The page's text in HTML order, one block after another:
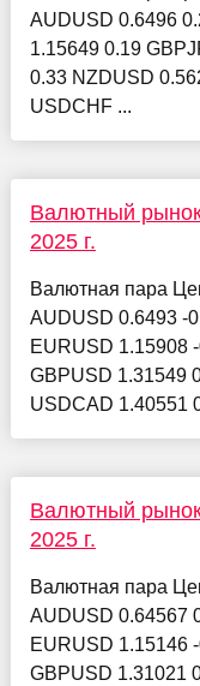
AUDUSD 0.6496
1.15649 0.19
0.33 NZDUSD
USDCHF ...
Валютный
2025 г.
Валютная пара
AUDUSD 0.6493 -
EURUSD 1.15908
GBPUSD 1.31549
USDCAD 1.40551
Валютный
2025 г.
Валютная пара
AUDUSD 0.64567
EURUSD 1.15146
GBPUSD 1.31021